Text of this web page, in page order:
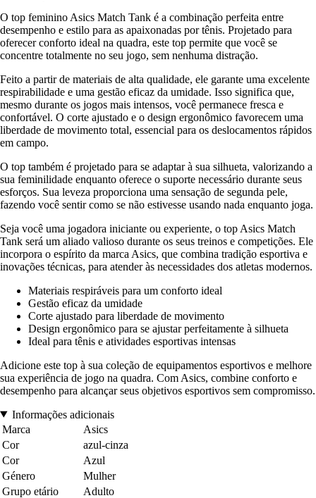
O top feminino Asics Match Tank é a combinação perfeita entre
desempenho e estilo para as apaixonadas por tênis. Projetado para
oferecer conforto ideal na quadra, este top permite que você se
concentre totalmente no seu jogo, sem nenhuma distração.
Feito a partir de materiais de alta qualidade, ele garante uma excelente
respirabilidade e uma gestão eficaz da umidade. Isso significa que,
mesmo durante os jogos mais intensos, você permanece fresca e
confortável. O corte ajustado e o design ergonômico favorecem uma
liberdade de movimento total, essencial para os deslocamentos rápidos
em campo.
O top também é projetado para se adaptar à sua silhueta, valorizando a
sua feminilidade enquanto oferece o suporte necessário durante seus
esforços. Sua leveza proporciona uma sensação de segunda pele,
fazendo você sentir como se não estivesse usando nada enquanto joga.
Seja você uma jogadora iniciante ou experiente, o top Asics Match
Tank será um aliado valioso durante os seus treinos e competições. Ele
incorpora o espírito da marca Asics, que combina tradição esportiva e
inovações técnicas, para atender às necessidades dos atletas modernos.
Materiais respiráveis para um conforto ideal
Gestão eficaz da umidade
Corte ajustado para liberdade de movimento
Design ergonômico para se ajustar perfeitamente à silhueta
Ideal para tênis e atividades esportivas intensas
Adicione este top à sua coleção de equipamentos esportivos e melhore
sua experiência de jogo na quadra. Com Asics, combine conforto e
desempenho para alcançar seus objetivos esportivos sem compromisso.
Informações adicionais
Marca
Asics
Cor
azul-cinza
Cor
Azul
Género
Mulher
Grupo etário
Adulto